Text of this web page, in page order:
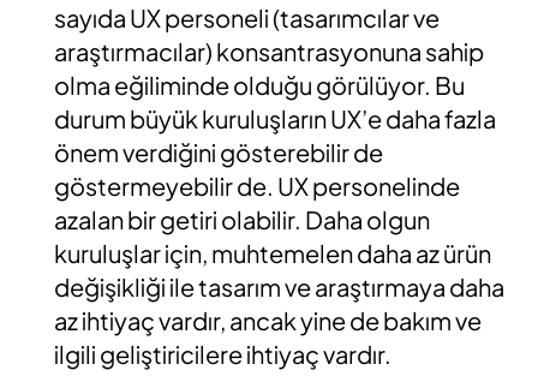
sayıda UX personeli (tasarımcılar ve
araştırmacılar) konsantrasyonuna sahip
olma eğiliminde olduğu görülüyor. Bu
durum büyük kuruluşların UX’e daha fazla
önem verdiğini gösterebilir de
göstermeyebilir de. UX personelinde
azalan bir getiri olabilir. Daha olgun
kuruluşlar için, muhtemelen daha az ürün
değişikliği ile tasarım ve araştırmaya daha
az ihtiyaç vardır, ancak yine de bakım ve
ilgili geliştiricilere ihtiyaç vardır.